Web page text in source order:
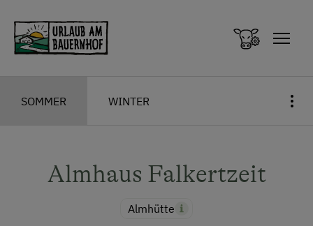
SOMMER WINTER
Almhaus Falkertzeit
Almhütte